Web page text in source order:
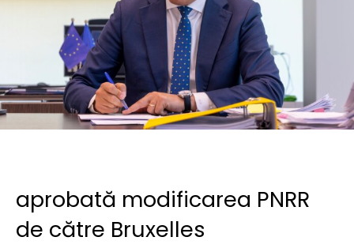
aprobată modificarea PNRR
de către Bruxelles